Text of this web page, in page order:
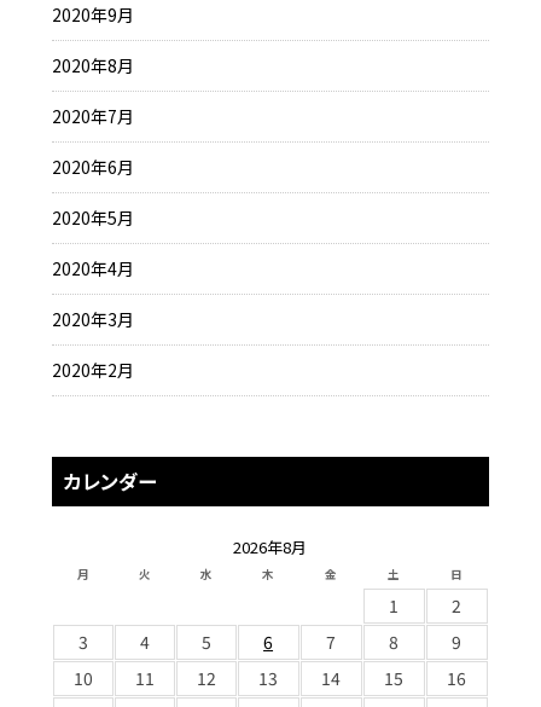
2020年9月
2020年8月
2020年7月
2020年6月
2020年5月
2020年4月
2020年3月
2020年2月
カレンダー
2026年8月
月 火 水 木 金 土 日
1
2
3
4 5 6 7 8
9
10
11 12 13 14 15
16